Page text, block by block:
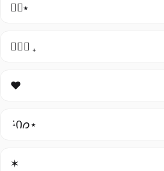
٠࣪⭑
ㅤ♡ྀི ₊
♥
݁ ˖Ი𐑼⋆
✶